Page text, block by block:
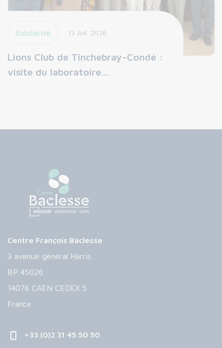
Solidarité 13 Juil. 2026
Lions Club de Tinchebray-Condé :
visite du laboratoire…
Centre François Baclesse
3 avenue général Harris
BP 45026
14076 CAEN CEDEX 5
France
+33 (0)2 31 45 50 50